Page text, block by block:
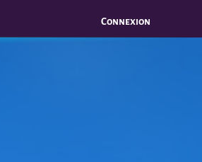
Connexion